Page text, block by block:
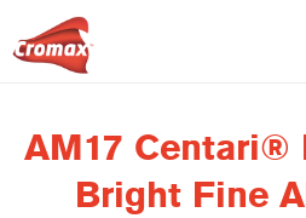
AM17 Centari®
Bright Fine